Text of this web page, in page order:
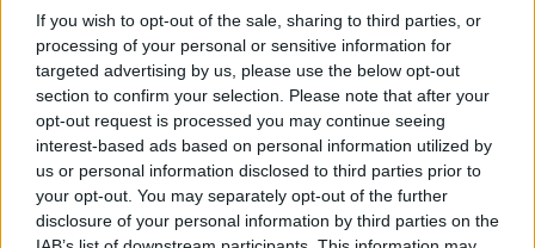
If you wish to opt-out of the sale, sharing to third parties, or
processing of your personal or sensitive information for
targeted advertising by us, please use the below opt-out
section to confirm your selection. Please note that after your
opt-out request is processed you may continue seeing
interest-based ads based on personal information utilized by
us or personal information disclosed to third parties prior to
your opt-out. You may separately opt-out of the further
disclosure of your personal information by third parties on the
Η Chery επενδύει 75 εκατ. δολάρια στην KG Mobility
Το FIAT 500 Hybrid τώρα